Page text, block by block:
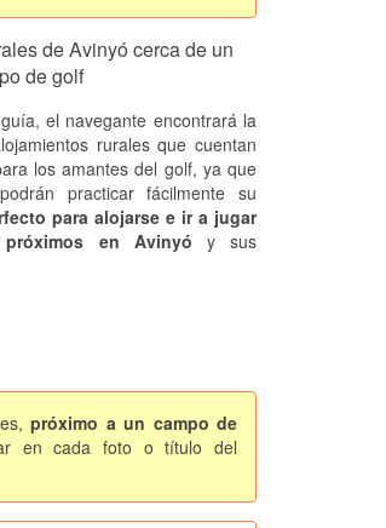
de Avinyó cerca de un
de golf
el navegante encontrará la
rurales que cuentan
los amantes del golf, ya que
practicar fácilmente su
para alojarse e ir a jugar
en Avinyó y sus
próximo a un campo de
en cada foto o título del